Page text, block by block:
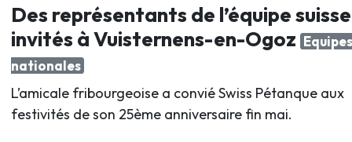
Des représentants de l’équipe suisse
invités à Vuisternens-en-Ogoz Equipes
nationales
L’amicale fribourgeoise a convié Swiss Pétanque aux
festivités de son 25ème anniversaire fin mai.